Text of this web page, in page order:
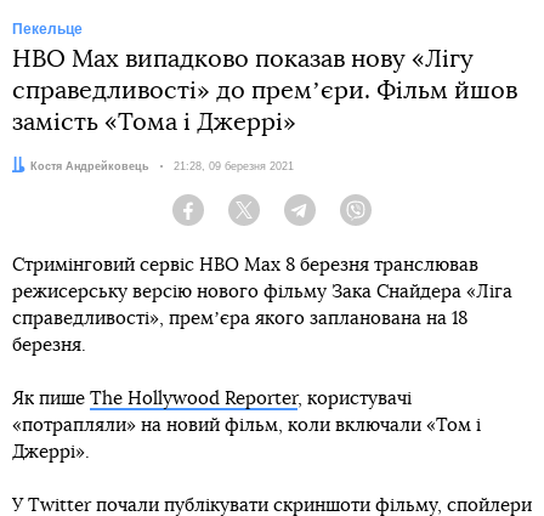
Пекельце
HBO Max випадково показав нову «Лігу
справедливості» до премʼєри. Фільм йшов
замість «Тома і Джеррі»
Автор:Костя Андрейковець Дата:
21:28, 09 березня 2021
Facebook Twitter Telegram
Стримінговий сервіс HBO Max 8 березня транслював
режисерську версію нового фільму Зака Снайдера «Ліга
справедливості», премʼєра якого запланована на 18
березня.
Як пише The Hollywood Reporter, користувачі
«потрапляли» на новий фільм, коли включали «Том і
Джеррі».
У Twitter почали публікувати скриншоти фільму, спойлери